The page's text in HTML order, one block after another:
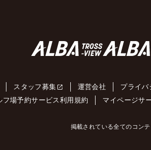
スタッフ募集 運営会社 プライバ
フ場予約サービス利用規約
マイページサ
掲載されている全てのコン